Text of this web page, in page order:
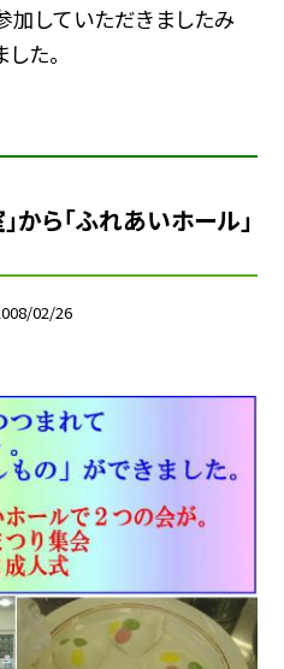
加していただきましたみ
た。
から「ふれあいホール」
02/26